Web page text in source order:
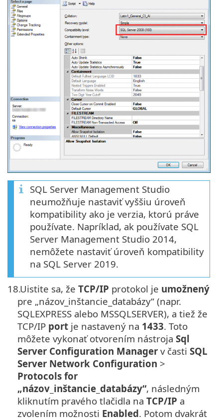
SQL Server Management Studio
neumožňuje nastaviť vyššiu úroveň
kompatibility ako je verzia, ktorú práve
používate. Napríklad, ak používate SQL
Server Management Studio 2014,
nemôžete nastaviť úroveň kompatibility
na SQL Server 2019.
18.Uistite sa, že TCP/IP protokol je umožnený
pre „názov_inštancie_databázy“ (napr.
SQLEXPRESS alebo MSSQLSERVER), a tiež že
TCP/IP port je nastavený na 1433. Toto
môžete vykonať otvorením nástroja Sql
Server Configuration Manager v časti SQL
Server Network Configuration >
Protocols for
„názov_inštancie_databázy“, následným
kliknutím pravého tlačidla na TCP/IP a
zvolením možnosti Enabled. Potom dvakrát